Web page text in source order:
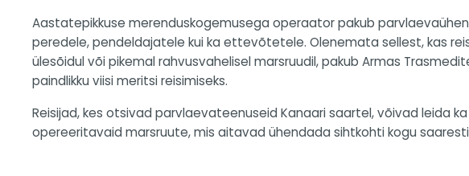
Aastatepikkuse merenduskogemusega operaator pakub
peredele, pendeldajatele kui ka ettevõtetele. Olenemata sellest, kas
ülesõidul või pikemal rahvusvahelisel marsruudil, pakub Armas
paindlikku viisi meritsi reisimiseks.
Reisijad, kes otsivad parvlaevateenuseid Kanaari saartel, võivad leida ka
opereeritavaid marsruute, mis aitavad ühendada sihtkohti kogu